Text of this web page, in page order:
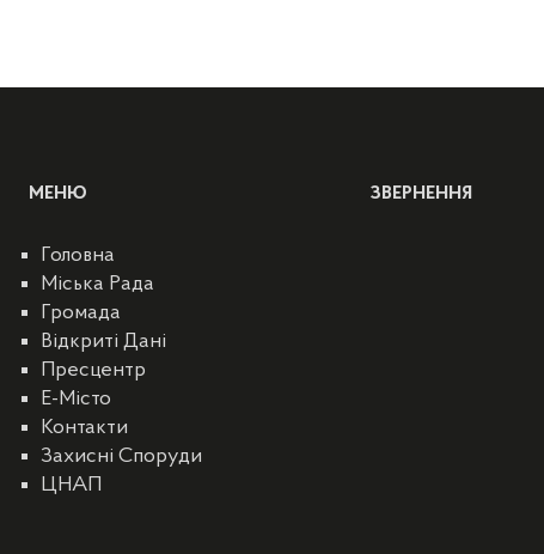
МЕНЮ
Головна
Міська Рада
Громада
Відкриті Дані
Пресцентр
E-Місто
Контакти
Захисні Споруди
ЦНАП
ЗВЕРНЕННЯ